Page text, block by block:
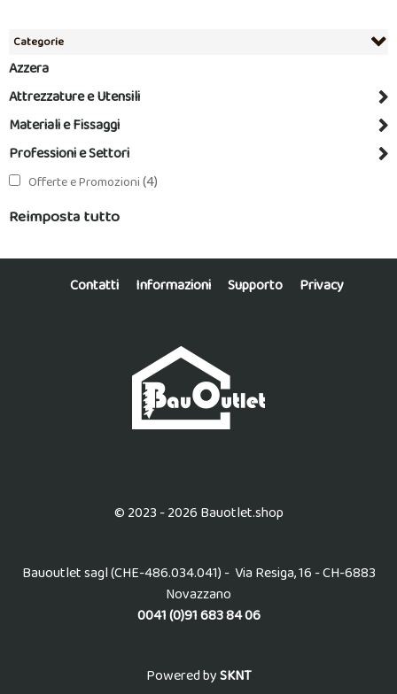
Categorie
Azzera
Attrezzature e Utensili
Materiali e Fissaggi
Professioni e Settori
Offerte e Promozioni(4)
Reimposta tutto
Contatti Informazioni Supporto Privacy
© 2023 - 2026 Bauotlet.shop
Bauoutlet sagl (CHE-486.034.041) - Via Resiga, 16 - CH-6883
Novazzano
0041 (0)91 683 84 06
Powered bySKNT